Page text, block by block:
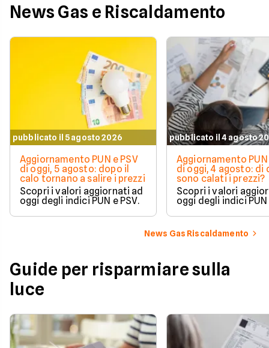
News Gas e Riscaldamento
pubblicato il 5 agosto 2026
Aggiornamento PUN e PSV
di oggi, 5 agosto: dopo il
calo tornano a salire i prezzi
Scopri i valori aggiornati ad
oggi degli indici PUN e PSV.
pubblicato il 4 agosto
Aggiornamento PUN
di oggi, 4 agosto: di
sono calati i prezzi?
Scopri i valori
oggi degli indici PUN
News Gas Riscaldamento
Guide per risparmiare sulla
luce